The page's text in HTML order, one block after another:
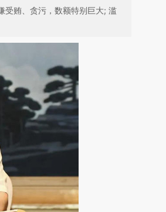
受贿、贪污，数额特别巨大; 滥